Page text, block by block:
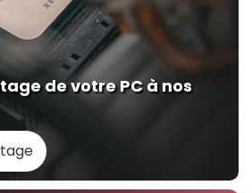
de votre PC à nos